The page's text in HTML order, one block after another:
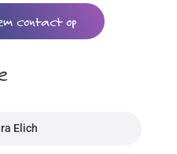
contact op
Elich